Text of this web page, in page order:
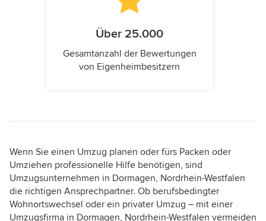
Über 25.000
Gesamtanzahl der Bewertungen
von Eigenheimbesitzern
Wenn Sie einen Umzug planen oder fürs Packen oder
Umziehen professionelle Hilfe benötigen, sind
Umzugsunternehmen in Dormagen, Nordrhein-Westfalen
die richtigen Ansprechpartner. Ob berufsbedingter
Wohnortswechsel oder ein privater Umzug – mit einer
Umzugsfirma in Dormagen, Nordrhein-Westfalen vermeiden